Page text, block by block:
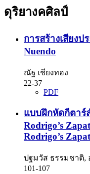
ดุริยางคศิลป์
การสร้างเสียง
Nuendo
ณัฐ เชียงทอง
22-37
PDF
แบบฝึกหัดกีตาร์
Rodrigo’s
Rodrigo’s
ปฐมวัส ธรรมชาติ,
101-107